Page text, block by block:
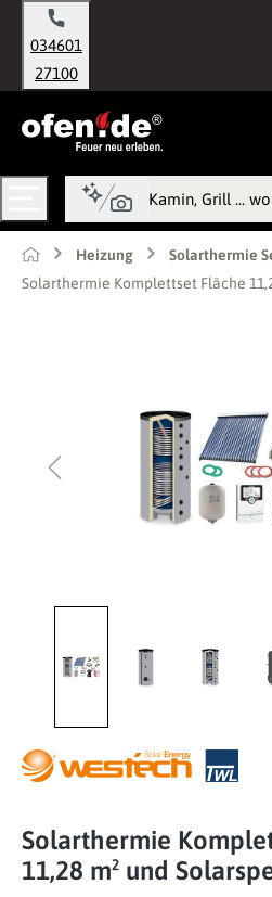
springen
034601
27100
Heizung
Solarthermie
Solarthermie Komplettset Fläche
Solarthermie
11,28 m² und